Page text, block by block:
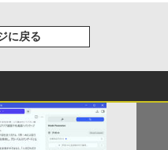
ードレス ENCノイズキャン
ペアリング Type-C充電 マイク
ワイト)
ミ REDMI Buds 8 Lite ワイヤ
ボトル ] [ 箱買い ] [ ストック
水 ラベルレス 500ml ×24本
ボトル 500ミリリットル (Sm
ンコミックス)
に戻る